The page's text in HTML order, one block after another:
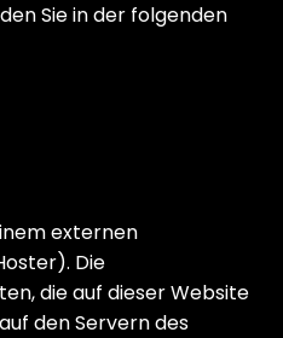
Sie in der folgenden
externen
Die
die auf dieser Website
den Servern des